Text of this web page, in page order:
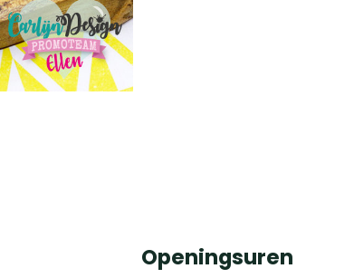
Openingsuren